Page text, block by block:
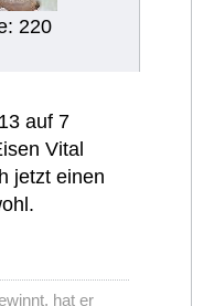
220
auf 7
Vital
jetzt einen
hat er